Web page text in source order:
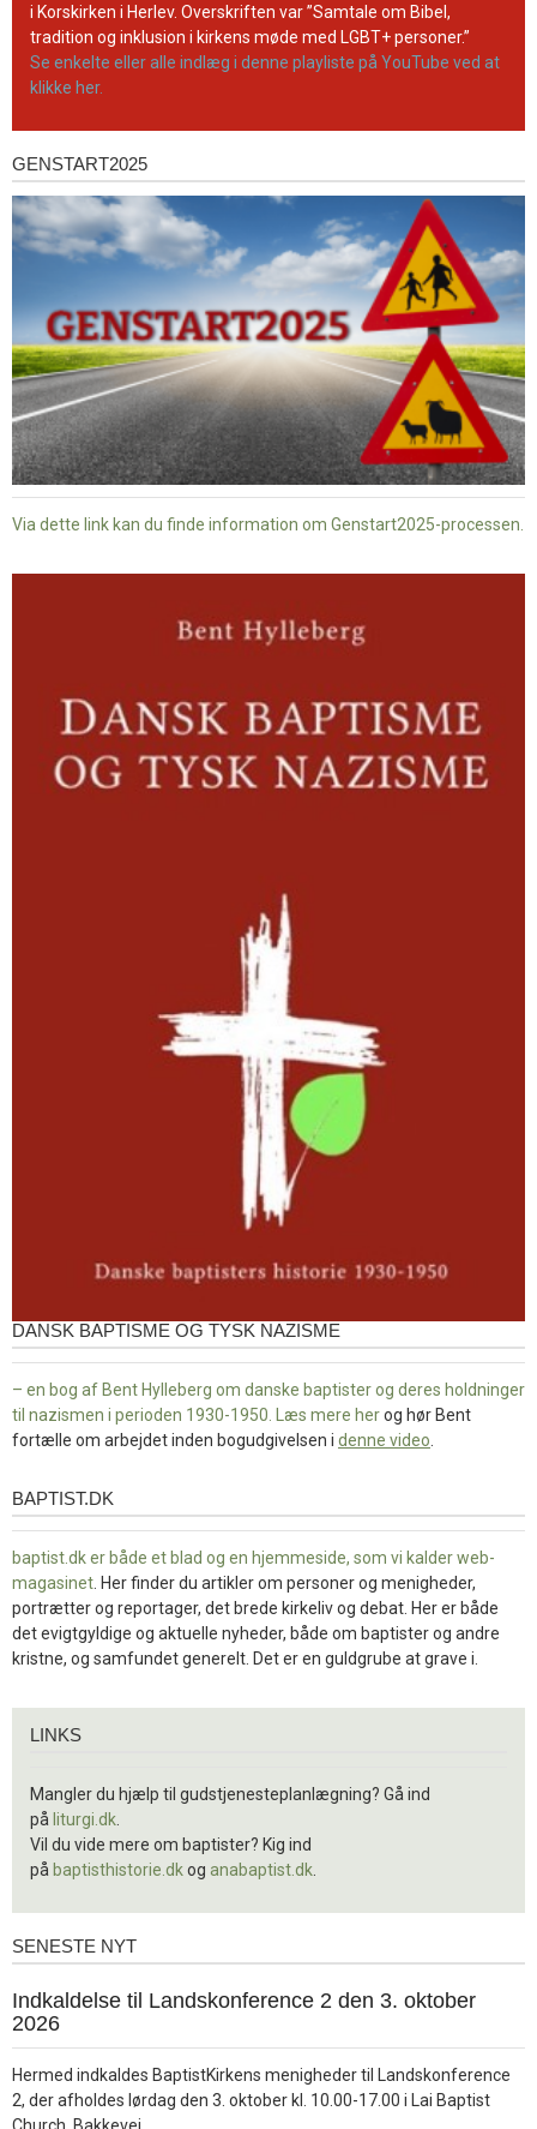
kanal
i Korskirken i Herlev. Overskriften var ”Samtale om Bibel,
tradition og inklusion i kirkens møde med LGBT+ personer.”
Se enkelte eller alle indlæg i denne playliste på YouTube ved at
klikke her.
Genstart2025
GENSTART2025
Via dette link kan du finde information om Genstart2025-processen.
DANSK BAPTISME OG TYSK NAZISME
– en bog af Bent Hylleberg om danske baptister og deres holdninger
til nazismen i perioden 1930-1950. Læs mere herog hør Bent
fortælle om arbejdet inden bogudgivelsen i denne video
baptist.dk
BAPTIST.DK
baptist.dk er både et blad og en hjemmeside, som vi kalder web-
magasinet . Her finder du artikler om personer og menigheder,
portrætter og reportager, det brede kirkeliv og debat. Her er både
det evigtgyldige og aktuelle nyheder, både om baptister og andre
kristne, og samfundet generelt. Det er en guldgrube at grave i.
LINKS
Mangler du hjælp til gudstjenesteplanlægning? Gå ind
på liturgi.dk
Vil du vide mere om baptister? Kig ind
på baptisthistorie.dkog anabaptist.dk
Seneste
SENESTE NYT
jul.
Indkaldelse til Landskonference 2 den 3. oktober
2026
Hermed indkaldes BaptistKirkens menigheder til Landskonference
2, der afholdes lørdag den 3. oktober kl. 10.00-17.00 i Lai Baptist
Church, Bakkevej……